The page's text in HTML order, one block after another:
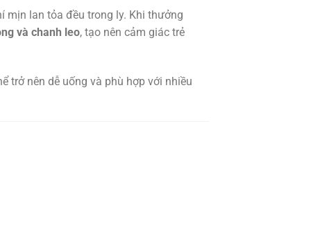
lan tỏa đều trong ly. Khi thưởng
và chanh leo, tạo nên cảm giác trẻ
trở nên dễ uống và phù hợp với nhiều